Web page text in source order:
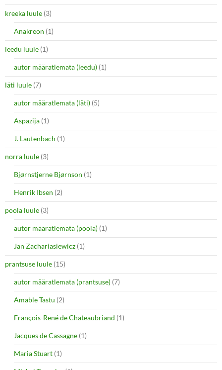
kreeka luule (3)
Anakreon (1)
leedu luule (1)
autor määratlemata (leedu) (1)
läti luule (7)
autor määratlemata (läti) (5)
Aspazija (1)
J. Lautenbach (1)
norra luule (3)
Bjørnstjerne Bjørnson (1)
Henrik Ibsen (2)
poola luule (3)
autor määratlemata (poola) (1)
Jan Zachariasiewicz (1)
prantsuse luule (15)
autor määratlemata (prantsuse) (7)
Amable Tastu (2)
François-René de Chateaubriand (1)
Jacques de Cassagne (1)
Maria Stuart (1)